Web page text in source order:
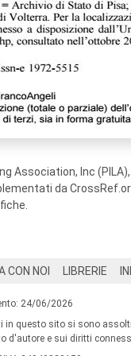
Association, Inc
da
CON NOI LIBRERIE
24/06/2026
in questo sito si sono
d'autore e sui diritti